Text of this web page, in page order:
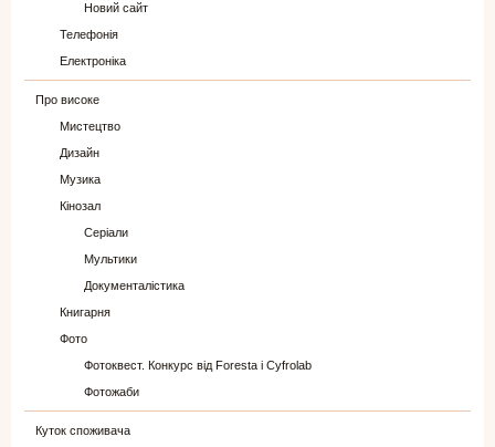
Новий сайт
Телефонія
Електроніка
Про високе
Мистецтво
Дизайн
Музика
Кінозал
Серіали
Мультики
Документалістика
Книгарня
Фото
Фотоквест. Конкурс від Foresta і Cyfrolab
Фотожаби
Куток споживача